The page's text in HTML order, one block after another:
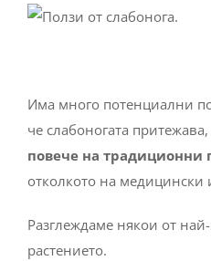
Има много потенциални
че слабоногата
повече на традиционни
отколкото на медицински
Разглеждаме някои от
растението.